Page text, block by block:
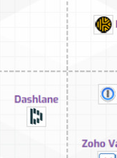
ださい。